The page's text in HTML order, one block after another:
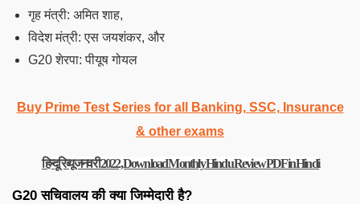
गृह मंत्री: अमित शाह,
विदेश मंत्री: एस जयशंकर, और
G20 शेरपा: पीयूष गोयल
Buy Prime Test Series for all Banking, SSC, Insurance
& other exams
हिन्दू रिव्यू जनवरी 2022, Download Monthly Hindu Review PDF in Hindi
G20 सचिवालय की क्या जिम्मेदारी है?